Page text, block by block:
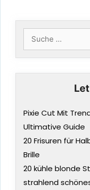
Suche
nach:
Pixie Cut Mit
Ultimative Guide
20 Frisuren für
Brille
20 kühle blonde
strahlend